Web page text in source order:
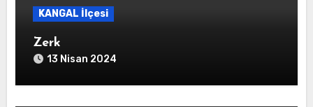
KANGAL İlçesi
Zerk
13 Nisan 2024